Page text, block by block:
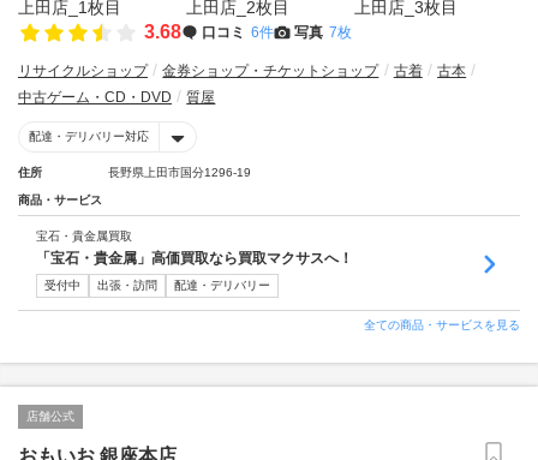
3.68 口コミ 6件 写真 7枚
リサイクルショップ 金券ショップ・チケットショップ 古着
古本
中古ゲーム・CD・DVD
質屋
配達・デリバリー対応
住所 長野県上田市国分1296-19
商品・サービス
宝石・貴金属買取
「宝石・貴金属」高価買取なら買取マクサスへ！
受付中 出張・訪問 配達・デリバリー
全ての商品・サービスを見る
店舗公式
おもいお 銀座本店